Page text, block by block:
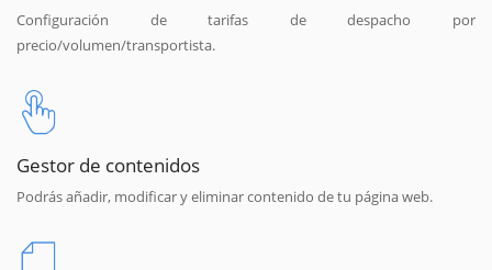
Configuración de tarifas de despacho por
precio/volumen/transportista.
Gestor de contenidos
Podrás añadir, modificar y eliminar contenido de tu página web.